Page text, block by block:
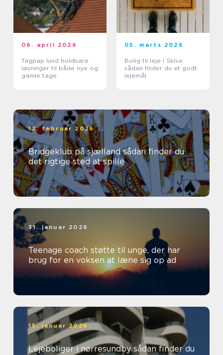
06. april 2026
Tagpap lund holdbare
løsninger til både nye og
gamle tage
05. marts 2026
Bolig til leje i Skive:
sådan finder du et godt
lejemål
12. februar 2026
Bridgeklub på sjælland sådan finder du
det rigtige sted at spille
31. januar 2026
Teenage coach støtte til unge, der har
brug for en voksen at læne sig op ad
15. januar 2026
Lejeboliger i nørresundby sådan finder du